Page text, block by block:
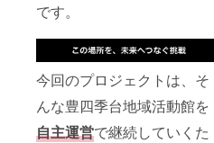
です。
今回のプロジェクトは、そ
んな豊四季台地域活動館を
自主運営で継続していくた